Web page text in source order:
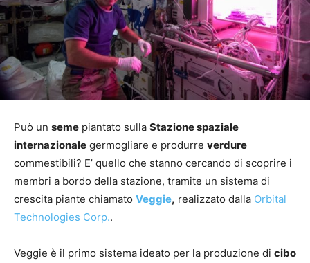
Può un seme piantato sulla Stazione spaziale
internazionale germogliare e produrre verdure
commestibili? E’ quello che stanno cercando di scoprire i
membri a bordo della stazione, tramite un sistema di
crescita piante chiamato Veggie, realizzato dalla Orbital
Technologies Corp..
Veggie è il primo sistema ideato per la produzione di cibo